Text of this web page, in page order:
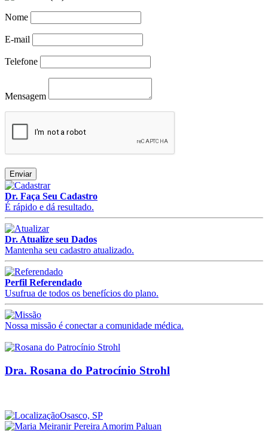
Nome
E-mail
Telefone
Mensagem
Enviar
Dr. Faça Seu Cadastro
É rápido e dá resultado.
Dr. Atualize seu Dados
Mantenha seu cadastro atualizado.
Perfil Referendado
Usufrua de todos os benefícios do plano.
Nossa missão é conectar a comunidade médica.
Dra. Rosana do Patrocínio Strohl
Osasco, SP